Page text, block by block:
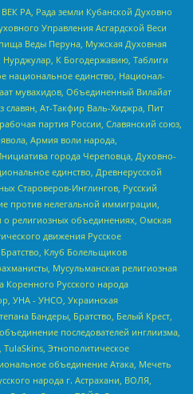
РА, Рада земли Кубанской Духовно
Управления Асгардской Веси
Веды Перуна, Мужская Духовная
К Богодержавию, Таблиги
национальное единство, Национал-
мувахидов, Объединенный Вилайат
Ат-Такфир Валь-Хиджра, Пит
партия России, Славянский союз,
Армия воли народа,
города Череповца, Духовно-
единство, Древнерусской
Староверов-Инглингов, Русский
против нелегальной иммиграции,
о религиозных объединениях, Омская
движения Русское
Клуб Болельщиков
Мусульманская религиозная
Русского народа
УНА - УНСО, Украинская
Бандеры, Братство, Белый Крест,
последователей инглиизма,
Этнополитическое
объединение Атака, Мечеть
народа г. Астрахани, ВОЛЯ,